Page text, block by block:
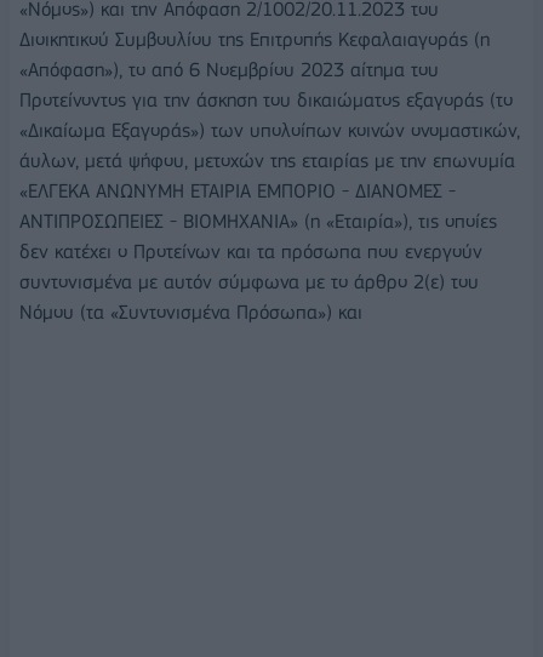
«Νόμος») και την Απόφαση 2/1002/20.11.2023 του
Διοικητικού Συμβουλίου της Επιτροπής Κεφαλαιαγοράς (η
«Απόφαση»), το από 6 Νοεμβρίου 2023 αίτημα του
Προτείνοντος για την άσκηση του δικαιώματος εξαγοράς (το
«Δικαίωμα Εξαγοράς») των υπολοίπων κοινών ονομαστικών,
άυλων, μετά ψήφου, μετοχών της εταιρίας με την επωνυμία
«ΕΛΓΕΚΑ ΑΝΩΝΥΜΗ ΕΤΑΙΡΙΑ ΕΜΠΟΡΙΟ - ΔΙΑΝΟΜΕΣ -
ΑΝΤΙΠΡΟΣΩΠΕΙΕΣ - ΒΙΟΜΗΧΑΝΙΑ» (η «Εταιρία»), τις οποίες
δεν κατέχει ο Προτείνων και τα πρόσωπα που ενεργούν
συντονισμένα με αυτόν σύμφωνα με το άρθρο 2(ε) του
Νόμου (τα «Συντονισμένα Πρόσωπα») και